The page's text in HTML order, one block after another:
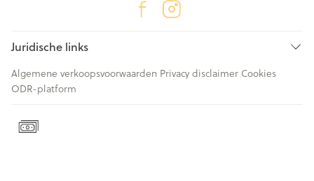
Juridische links
Algemene verkoopsvoorwaarden Privacy disclaimer Cookies
ODR-platform